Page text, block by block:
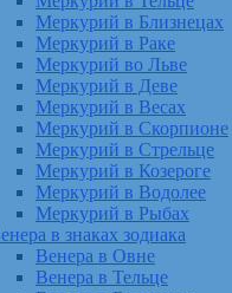
Меркурий в Близнецах
Меркурий в Раке
Меркурий во Льве
Меркурий в Деве
Меркурий в Весах
Меркурий в Скорпионе
Меркурий в Стрельце
Меркурий в Козероге
Меркурий в Водолее
Меркурий в Рыбах
в знаках зодиака
Венера в Овне
Венера в Тельце